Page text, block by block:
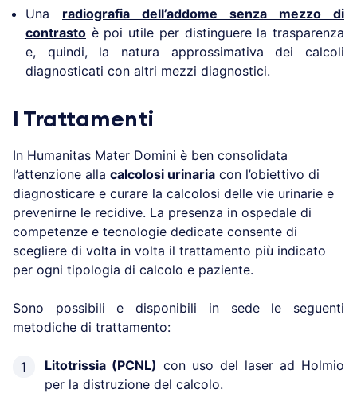
Una radiografia dell’addome senza mezzo di
contrasto è poi utile per distinguere la trasparenza
e, quindi, la natura approssimativa dei calcoli
diagnosticati con altri mezzi diagnostici.
I Trattamenti
In Humanitas Mater Domini è ben consolidata
l’attenzione alla calcolosi urinaria con l’obiettivo di
diagnosticare e curare la calcolosi delle vie urinarie e
prevenirne le recidive. La presenza in ospedale di
competenze e tecnologie dedicate consente di
scegliere di volta in volta il trattamento più indicato
per ogni tipologia di calcolo e paziente.
Sono possibili e disponibili in sede le seguenti
metodiche di trattamento:
Litotrissia (PCNL) con uso del laser ad Holmio
per la distruzione del calcolo.